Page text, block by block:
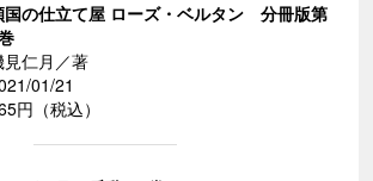
国の仕立て屋 ローズ・ベルタン 分冊版第
見仁月／著
01/21
円（税込）